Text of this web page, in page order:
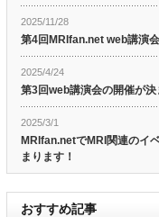
2025/11/28
第4回MRIfan.net web講演
2025/4/24
第3回web講演会の開催が決
2025/3/1
MRIfan.netでMRI関連のイ
まります！
おすすめ記事